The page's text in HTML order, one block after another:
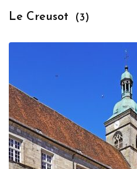
Le Creusot (3)